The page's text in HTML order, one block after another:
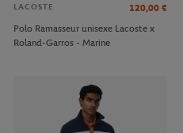
LACOSTE 120,00 €
Polo Ramasseur unisexe Lacoste x
Roland-Garros - Marine